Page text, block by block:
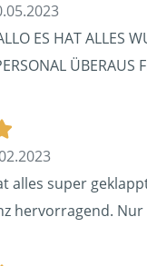
ES HAT ALLES
ÜBERAUS
alles super
hervorragend. Nur